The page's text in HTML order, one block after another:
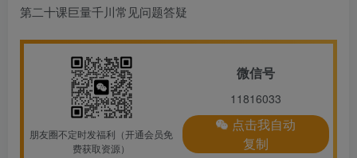
第二十课巨量千川常见问题答疑
朋友圈不定时发福利（开通会员免
费获取资源）
微信号
11816033
点击我自动
复制